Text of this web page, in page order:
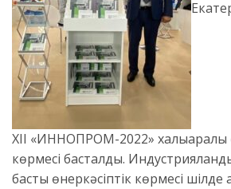
XII «ИННОПРОМ-2022» халықаралық
көрмесі басталды.
басты өнеркәсіптік көрмесі